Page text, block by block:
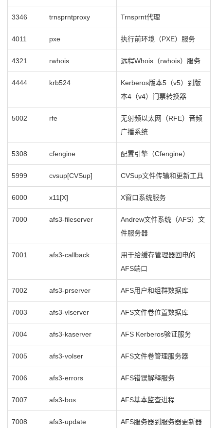
3346 trnsprntproxy Trnsprnt代理
4011 pxe 执行前环境（PXE）服务
4321 rwhois 远程Whois（rwhois）服务
4444 krb524
Kerberos版本5（v5）到版
本4（v4）门票转换器
5002 rfe
无射频以太网（RFE）音频
广播系统
5308 cfengine 配置引擎（Cfengine）
5999 cvsup[CVSup] CVSup文件传输和更新工具
6000 x11[X] X窗口系统服务
7000 afs3-fileserver
Andrew文件系统（AFS）文
件服务器
7001 afs3-callback
用于给缓存管理器回电的
AFS端口
7002 afs3-prserver AFS用户和组群数据库
7003 afs3-vlserver AFS文件卷位置数据库
7004 afs3-kaserver AFS Kerberos验证服务
7005 afs3-volser AFS文件卷管理服务器
7006 afs3-errors AFS错误解释服务
7007 afs3-bos AFS基本监查进程
7008 afs3-update AFS服务器到服务器更新器